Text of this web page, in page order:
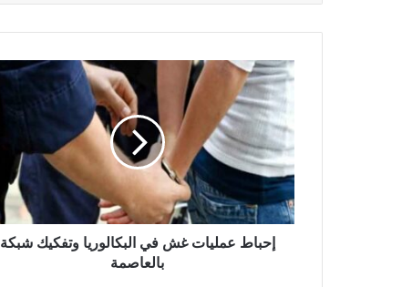
إحباط عمليات غش في البكالوريا وتفكيك شبكة
بالعاصمة